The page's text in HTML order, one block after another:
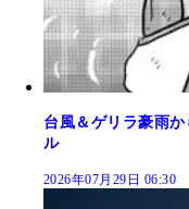
台風＆ゲリラ豪雨
ル
2026年07月29日 06:30